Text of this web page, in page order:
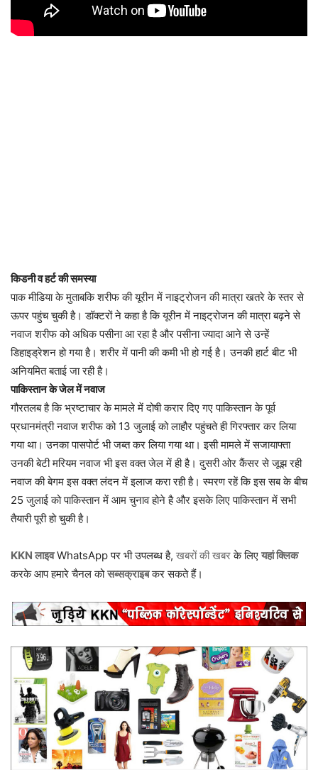
किडनी व हर्ट की समस्या
पाक मीडिया के मुताबकि शरीफ की यूरीन में नाइट्रोजन की मात्रा खतरे के स्तर से
ऊपर पहुंच चुकी है। डॉक्टरों ने कहा है कि यूरीन में नाइट्रोजन की मात्रा बढ़ने से
नवाज शरीफ को अधिक पसीना आ रहा है और पसीना ज्यादा आने से उन्हें
डिहाइड्रेशन हो गया है। शरीर में पानी की कमी भी हो गई है। उनकी हार्ट बीट भी
अनियमित बताई जा रही है।
पाकिस्तान के जेल में नवाज
गौरतलब है कि भ्रष्टाचार के मामले में दोषी करार दिए गए पाकिस्तान के पूर्व
प्रधानमंत्री नवाज शरीफ को 13 जुलाई को लाहौर पहुंचते ही गिरफ्तार कर लिया
गया था। उनका पासपोर्ट भी जब्त कर लिया गया था। इसी मामले में सजायाफ्ता
उनकी बेटी मरियम नवाज भी इस वक्त जेल में ही है। दुसरी ओर कैंसर से जूझ रही
नवाज की बेगम इस वक्त लंदन में इलाज करा रही है। स्मरण रहें कि इस सब के बीच
25 जुलाई को पाकिस्तान में आम चुनाव होने है और इसके लिए पाकिस्तान में सभी
तैयारी पूरी हो चुकी है।
KKN लाइवWhatsApp पर भी उपलब्ध है, खबरों की खबरके लिए यहां क्लिक
करके आप हमारे चैनल कोसब्सक्राइबकर सकते हैं।